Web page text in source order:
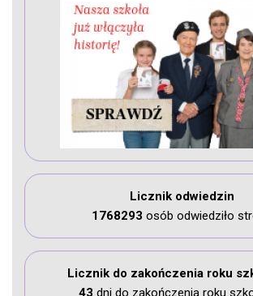
Licznik odwiedzin
1768293 osób odwiedziło
Licznik do zakończenia roku
43 dni do zakończenia roku